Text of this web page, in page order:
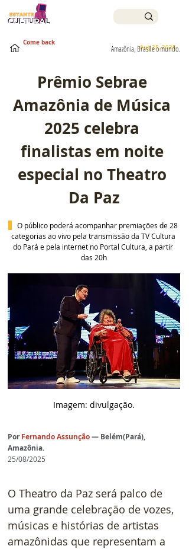
Aug 25, 2025
Amazônia, Brasil e o mundo.
Come back
Prêmio Sebrae
Amazônia de Música
2025 celebra
finalistas em noite
especial no Theatro
Da Paz
O público poderá acompanhar premiações de 28
categorias ao vivo pela transmissão da TV Cultura
do Pará e pela internet no Portal Cultura, a partir
das 20h
Imagem: divulgação.
Por Fernando Assunção— Belém(Pará),
Amazônia.
25/08/2025
O Theatro da Paz será palco de
uma grande celebração de vozes,
músicas e histórias de artistas
amazônidas que representam a